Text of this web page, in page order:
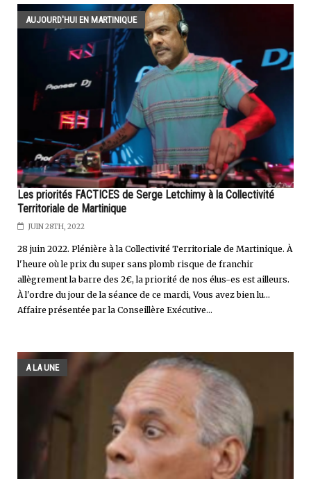
AUJOURD'HUI EN MARTINIQUE
Les priorités FACTICES de Serge Letchimy à la Collectivité
Territoriale de Martinique
JUIN 28TH, 2022
28 juin 2022. Plénière à la Collectivité Territoriale de Martinique. À
l'heure où le prix du super sans plomb risque de franchir
allègrement la barre des 2€, la priorité de nos élus-es est ailleurs.
À l'ordre du jour de la séance de ce mardi, Vous avez bien lu...
Affaire présentée par la Conseillère Exécutive...
A LA UNE